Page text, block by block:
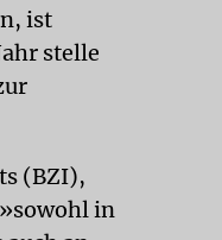
ist
stelle
(BZI),
in